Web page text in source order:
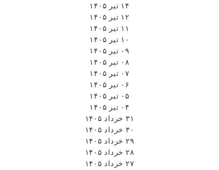
۱۴ تیر ۱۴۰۵
۱۲ تیر ۱۴۰۵
۱۱ تیر ۱۴۰۵
۱۰ تیر ۱۴۰۵
۰۹ تیر ۱۴۰۵
۰۸ تیر ۱۴۰۵
۰۷ تیر ۱۴۰۵
۰۶ تیر ۱۴۰۵
۰۵ تیر ۱۴۰۵
۰۴ تیر ۱۴۰۵
۳۱ خرداد ۱۴۰۵
۳۰ خرداد ۱۴۰۵
۲۹ خرداد ۱۴۰۵
۲۸ خرداد ۱۴۰۵
۲۷ خرداد ۱۴۰۵